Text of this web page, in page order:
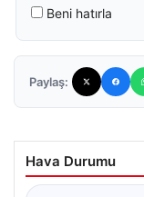
Beni hatırla
Paylaş:
Hava Durumu